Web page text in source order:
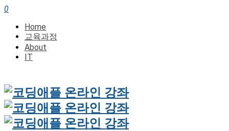
0
Home
교육과정
About
IT